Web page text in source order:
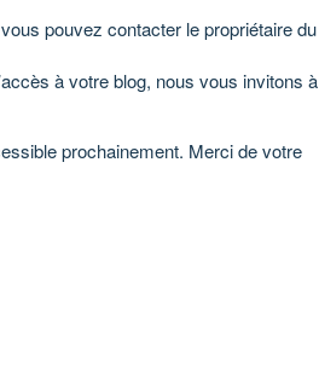
pouvez contacter le propriétaire du
à votre blog, nous vous invitons à
prochainement. Merci de votre